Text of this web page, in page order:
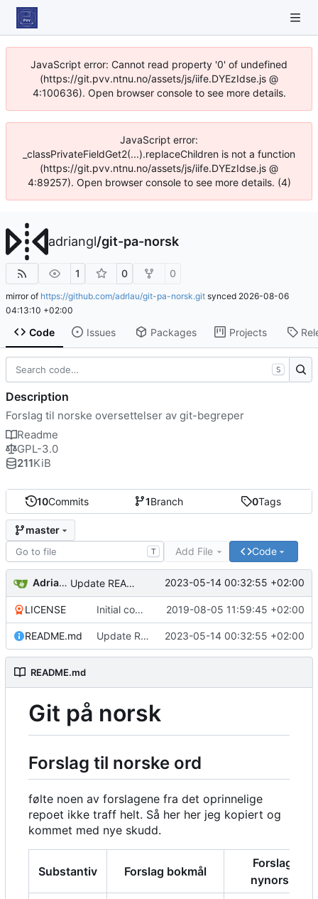
JavaScript error: Cannot read property '0' of undefined
(https://git.pvv.ntnu.no/assets/js/iife.DYEzIdse.js @
4:100636). Open browser console to see more details.
JavaScript error:
_classPrivateFieldGet2(...).replaceChildren is not a function
(https://git.pvv.ntnu.no/assets/js/iife.DYEzIdse.js @
4:89257). Open browser console to see more details. (4)
adriangl/git-pa-norsk
1 0 0
mirror of https://github.com/adrlau/git-pa-norsk.git synced 2026-08-06
04:13:10 +02:00
Code Issues Packages Projects
10Commits 1Branch 0Tags
master
T Add File Code
Adrian G L Update README.md 2023-05-14 00:32:55 +02:00
LICENSE Initial commit 2019-08-05 11:59:45 +02:00
README.md Update README.md 2023-05-14 00:32:55 +02:00
README.md
Git på norsk
Forslag til norske ord
følte noen av forslagene fra det oprinnelige
repoet ikke traff helt. Så her her jeg kopiert og
kommet med nye skudd.
Substantiv Forslag bokmål
Forslag
nynorsk
S
Description
Forslag til norske oversettelser av git-begreper
Readme
GPL-3.0
211KiB